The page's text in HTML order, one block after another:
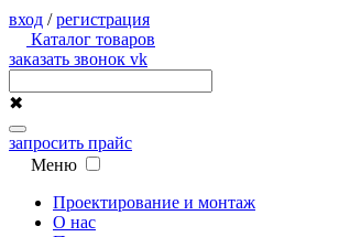
вход /регистрация
Каталог товаров
заказать звонок vk
✖
запросить прайс
Меню
Проектирование и монтаж
О нас